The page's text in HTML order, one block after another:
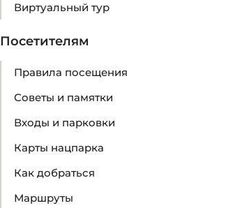
Виртуальный тур
Посетителям
Правила посещения
Советы и памятки
Входы и парковки
Карты нацпарка
Как добраться
Маршруты